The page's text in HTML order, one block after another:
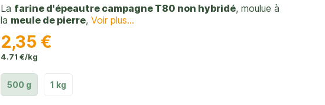
La farine d'épeautre campagne T80 non hybridé, moulue à
la meule de pierre, Voir plus...
2,35 €
4.71 €/kg
500 g 1 kg